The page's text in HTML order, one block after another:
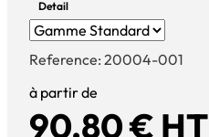
Detail
Reference: 20004-001
à partir de
90,80 € HT